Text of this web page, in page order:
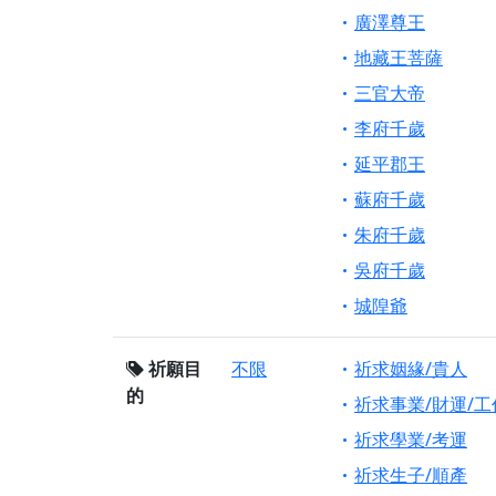
廣澤尊王
地藏王菩薩
三官大帝
李府千歲
延平郡王
蘇府千歲
朱府千歲
吳府千歲
城隍爺
祈願目
的
不限
祈求姻緣/貴人
祈求事業/財運/工
祈求學業/考運
祈求生子/順產